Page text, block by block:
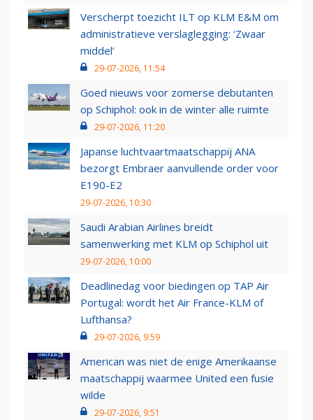
Verscherpt toezicht ILT op KLM E&M om
administratieve verslaglegging: ‘Zwaar
middel’
29-07-2026, 11:54
Goed nieuws voor zomerse debutanten
op Schiphol: ook in de winter alle ruimte
29-07-2026, 11:20
Japanse luchtvaartmaatschappij ANA
bezorgt Embraer aanvullende order voor
E190-E2
29-07-2026, 10:30
Saudi Arabian Airlines breidt
samenwerking met KLM op Schiphol uit
29-07-2026, 10:00
Deadlinedag voor biedingen op TAP Air
Portugal: wordt het Air France-KLM of
Lufthansa?
29-07-2026, 9:59
American was niet de enige Amerikaanse
maatschappij waarmee United een fusie
wilde
29-07-2026, 9:51